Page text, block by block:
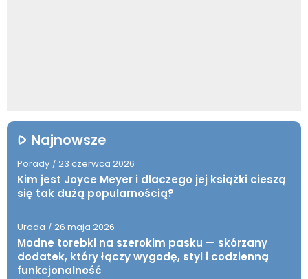
Najnowsze
Porady / 23 czerwca 2026
Kim jest Joyce Meyer i dlaczego jej książki cieszą
się tak dużą popularnością?
Uroda / 26 maja 2026
Modne torebki na szerokim pasku — skórzany
dodatek, który łączy wygodę, styl i codzienną
funkcjonalność